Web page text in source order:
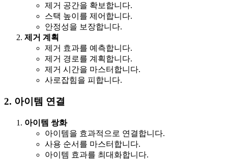
제거 공간을 확보합니다.
스택 높이를 제어합니다.
안정성을 보장합니다.
제거 계획
제거 효과를 예측합니다.
제거 경로를 계획합니다.
제거 시간을 마스터합니다.
사로잡힘을 피합니다.
2. 아이템 연결
아이템 쌍화
아이템을 효과적으로 연결합니다.
사용 순서를 마스터합니다.
아이템 효과를 최대화합니다.